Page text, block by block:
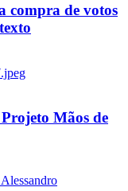
compra de votos
Mãos de